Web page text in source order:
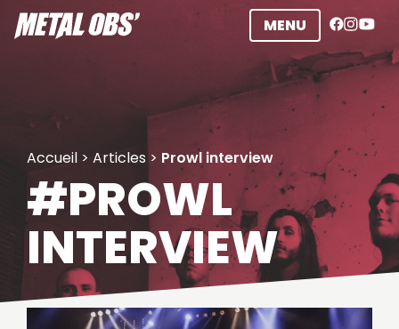
Aller
au
MENU
Accueil > Articles > Prowl interview
#PROWL
INTERVIEW